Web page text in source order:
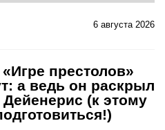
6 августа 2026
престолов»
а ведь он раскрыл
Дейенерис (к этому